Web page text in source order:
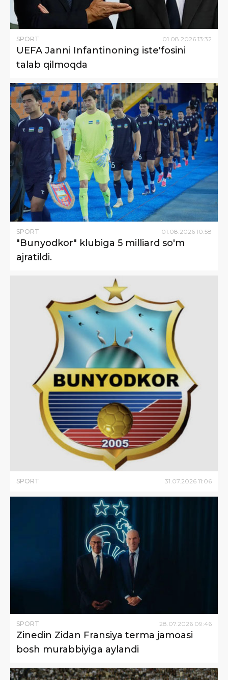
SPORT 01 08 2026 13:32
UEFA Janni Infantinoning iste'fosini
talab qilmoqda
SPORT 01 08 2026 10:58
"Bunyodkor" klubiga 5 milliard so'm
ajratildi.
SPORT 31.07.2026 11:06
SPORT 28 07 2026 09:46
Zinedin Zidan Fransiya terma jamoasi
bosh murabbiyiga aylandi